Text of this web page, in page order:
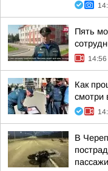
Пять
14:56
Как
смотри
В